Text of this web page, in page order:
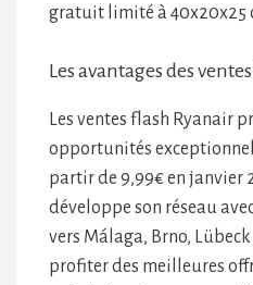
gratuit limité à 40x20x25
Les avantages des
Les ventes flash Ryanair
opportunités
partir de 9,99€ en janvier
développe son réseau
vers Málaga, Brno,
profiter des meilleures